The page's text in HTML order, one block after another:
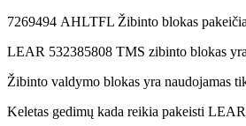
7269494 AHLTFL Žibinto blokas
LEAR 532385808 TMS zibinto blokas
Žibinto valdymo blokas yra naudojamas
Keletas gedimų kada reikia pakeisti